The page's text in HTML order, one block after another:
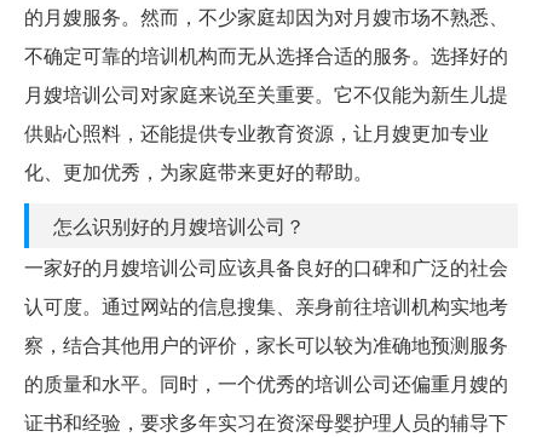
的月嫂服务。然而，不少家庭却因为对月嫂市场不熟悉、
不确定可靠的培训机构而无从选择合适的服务。选择好的
月嫂培训公司对家庭来说至关重要。它不仅能为新生儿提
供贴心照料，还能提供专业教育资源，让月嫂更加专业
化、更加优秀，为家庭带来更好的帮助。
怎么识别好的月嫂培训公司？
一家好的月嫂培训公司应该具备良好的口碑和广泛的社会
认可度。通过网站的信息搜集、亲身前往培训机构实地考
察，结合其他用户的评价，家长可以较为准确地预测服务
的质量和水平。同时，一个优秀的培训公司还偏重月嫂的
证书和经验，要求多年实习在资深母婴护理人员的辅导下